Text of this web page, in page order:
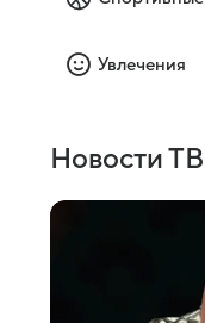
Увлечения
Новости ТВ